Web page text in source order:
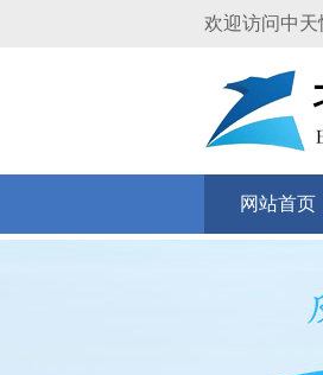
欢迎访问中天
网站首页